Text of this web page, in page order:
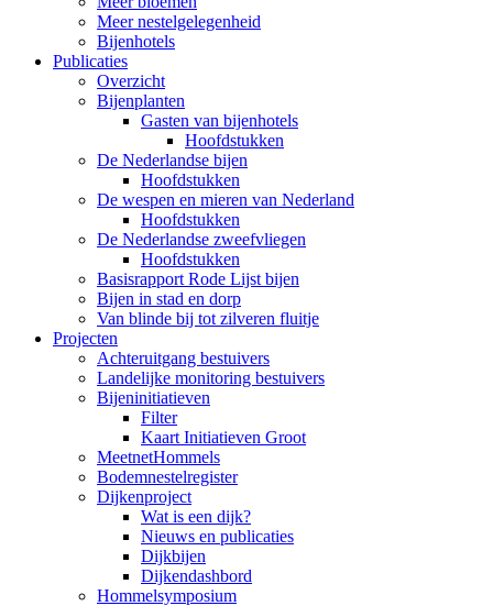
Meer nestelgelegenheid
Bijenhotels
Publicaties
Overzicht
Bijenplanten
Gasten van bijenhotels
Hoofdstukken
De Nederlandse bijen
Hoofdstukken
De wespen en mieren van Nederland
Hoofdstukken
De Nederlandse zweefvliegen
Hoofdstukken
Basisrapport Rode Lijst bijen
Bijen in stad en dorp
Van blinde bij tot zilveren fluitje
Projecten
Achteruitgang bestuivers
Landelijke monitoring bestuivers
Bijeninitiatieven
Filter
Kaart Initiatieven Groot
MeetnetHommels
Bodemnestelregister
Dijkenproject
Wat is een dijk?
Nieuws en publicaties
Dijkbijen
Dijkendashbord
Hommelsymposium